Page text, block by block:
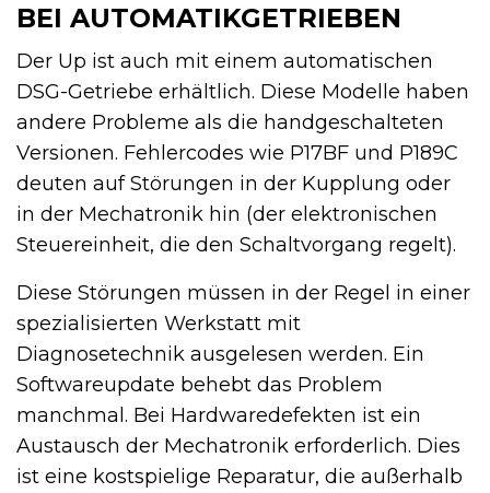
BEI AUTOMATIKGETRIEBEN
Der Up ist auch mit einem automatischen
DSG-Getriebe erhältlich. Diese Modelle haben
andere Probleme als die handgeschalteten
Versionen. Fehlercodes wie P17BF und P189C
deuten auf Störungen in der Kupplung oder
in der Mechatronik hin (der elektronischen
Steuereinheit, die den Schaltvorgang regelt).
Diese Störungen müssen in der Regel in einer
spezialisierten Werkstatt mit
Diagnosetechnik ausgelesen werden. Ein
Softwareupdate behebt das Problem
manchmal. Bei Hardwaredefekten ist ein
Austausch der Mechatronik erforderlich. Dies
ist eine kostspielige Reparatur, die außerhalb